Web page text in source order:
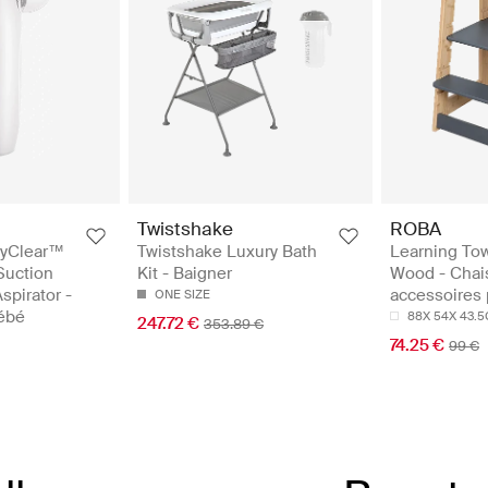
-
Twistshake
Twistshake Luxury Bath
Kit - Baigner
ONE SIZE
247.72 € 353.89 €
ROBA
Learning
Wood -
accessoires
88X 54X
74.25 € 99 €